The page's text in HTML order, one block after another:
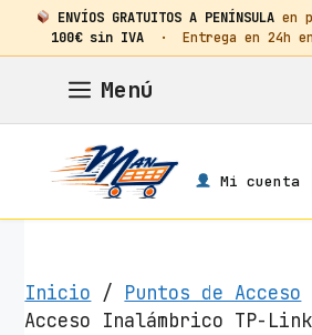
ENVÍOS GRATUITOS A PENÍNSULA en
100€ sin IVA· Entrega en 24h en
contenido
Menú
Mi cuenta
Inicio / Puntos de Acceso
Acceso Inalámbrico TP-Link